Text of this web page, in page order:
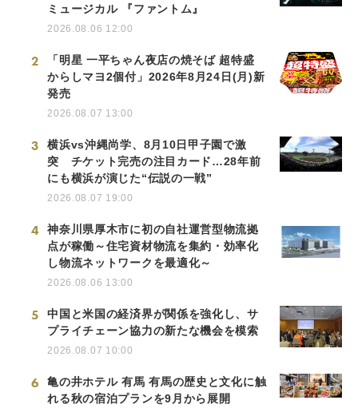
ミュージカル 『ファントム』
2026.08.06 12:00
2
「明星 一平ちゃん夜店の焼そば 超特盛
からしマヨ2個付」2026年8月24日(月)新
発売
2026.08.07 13:00
3
横浜vs沖縄尚学、8月10日甲子園で激
突 チケット完売の注目カード…28年前
にも横浜が演じた“伝説の一戦”
2026.08.07 19:00
4
神奈川県厚木市に初の自社運営型物流拠
点が稼働～住宅資材物流を集約・効率化
し物流ネットワークを最適化～
2026.08.06 13:00
5
中国と米国の経済界が関係を強化し、サ
プライチェーン協力の新たな機会を模索
2026.08.07 10:00
6
亀の井ホテル 有馬 有馬の歴史と文化に触
れる秋の宿泊プランを9月から展開